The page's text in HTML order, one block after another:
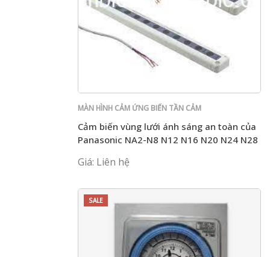
MÀN HÌNH CẢM ỨNG BIẾN TẦN CẢM
Cảm biến vùng lưới ánh sáng an toàn của
Panasonic NA2-N8 N12 N16 N20 N24 N28
Giá: Liên hệ
SALE